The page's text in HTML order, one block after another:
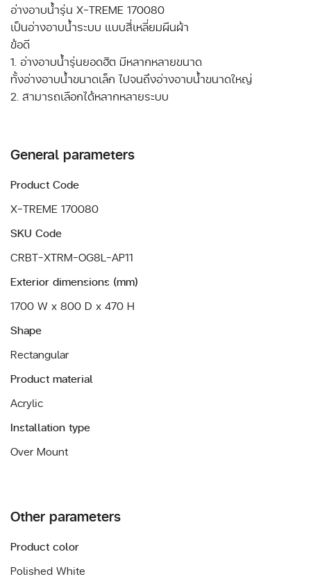
อ่างอาบน้ำรุ่น X-TREME 170080
เป็นอ่างอาบน้ำระบบ แบบสี่เหลี่ยมผืนผ้า
ข้อดี
1. อ่างอาบน้ำรุ่นยอดฮิต มีหลากหลายขนาด
ทั้งอ่างอาบน้ำขนาดเล็ก ไปจนถึงอ่างอาบน้ำขนาดใหญ่
General parameters
Product Code
X-TREME 170080
SKU Code
CRBT-XTRM-OG8L-AP11
Exterior dimensions (mm)
1700 W x 800 D x 470 H
Shape
Rectangular
Product material
Acrylic
Installation type
Over Mount
Other parameters
Product color
Polished White